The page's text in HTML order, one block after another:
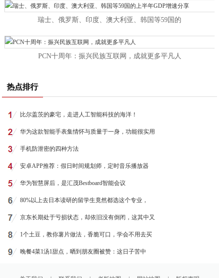
瑞士、俄罗斯、印度、澳大利亚、韩国等59国的
PCN十周年：振兴民族互联网，成就更多平凡人
热点排行
比尔盖茨的豪宅，走进人工智能科技的海洋！
华为这款智能手表集情怀与质量于一身，功能很实用
手机防泄密的四种方法
安卓APP推荐：假日时间规划师，定时音乐播放器
华为智慧屏后，是汇茂Bestboard智能会议
80%以上去日本读研的留学生竟然都选这个专业，
京东长期处于亏损状态，却依旧没有倒闭，这其中又
1个土豆，教你薯片做法，香脆可口，学会不用去买
晚餐4菜1汤1甜点，晒到朋友圈被赞：这日子苦中